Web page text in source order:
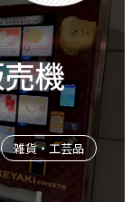
機
雑貨・工芸品